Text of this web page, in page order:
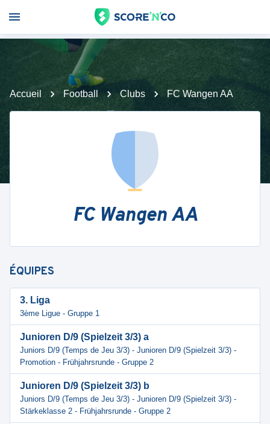
Accueil Football Clubs FC Wangen AA
FC Wangen AA
ÉQUIPES
3. Liga
3ème Ligue - Gruppe 1
Junioren D/9 (Spielzeit 3/3) a
Juniors D/9 (Temps de Jeu 3/3) - Junioren D/9 (Spielzeit 3/3) -
Promotion - Frühjahrsrunde - Gruppe 2
Junioren D/9 (Spielzeit 3/3) b
Juniors D/9 (Temps de Jeu 3/3) - Junioren D/9 (Spielzeit 3/3) -
Stärkeklasse 2 - Frühjahrsrunde - Gruppe 2